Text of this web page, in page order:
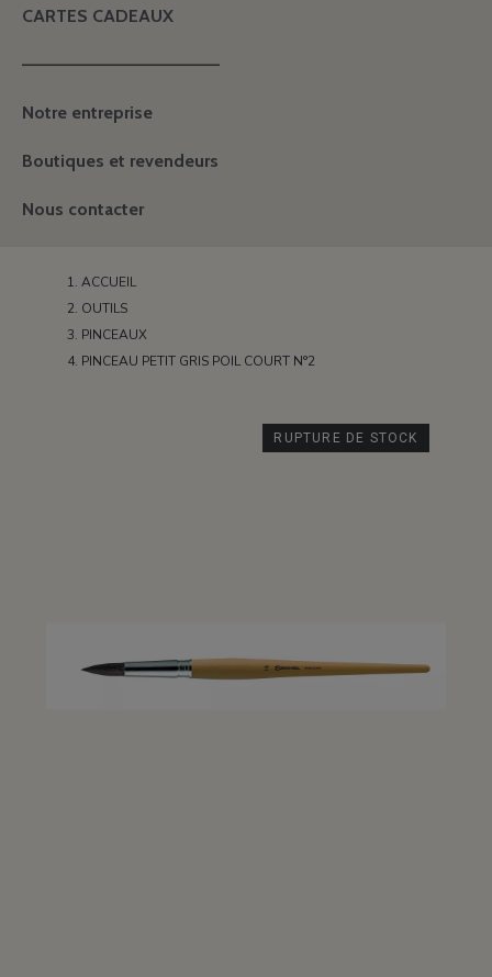
CARTES CADEAUX
———————————————
Notre entreprise
Boutiques et revendeurs
Nous contacter
ACCUEIL
OUTILS
PINCEAUX
PINCEAU PETIT GRIS POIL COURT N°2
RUPTURE DE STOCK